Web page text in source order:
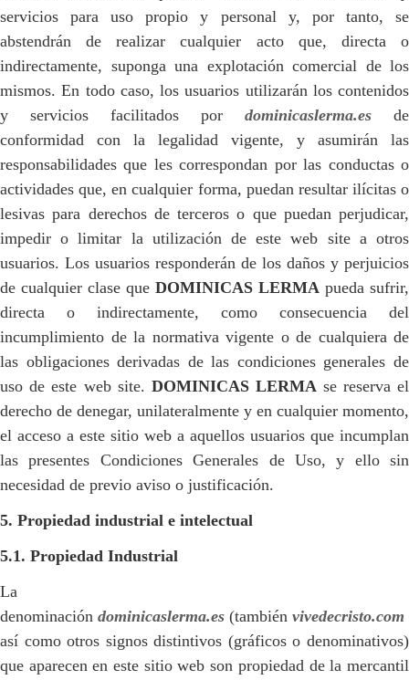
servicios para uso propio y personal y, por tanto, se
abstendrán de realizar cualquier acto que, directa o
indirectamente, suponga una explotación comercial de los
mismos. En todo caso, los usuarios utilizarán los contenidos
y servicios facilitados por dominicaslerma.es de
conformidad con la legalidad vigente, y asumirán las
responsabilidades que les correspondan por las conductas o
actividades que, en cualquier forma, puedan resultar ilícitas o
lesivas para derechos de terceros o que puedan perjudicar,
impedir o limitar la utilización de este web site a otros
usuarios. Los usuarios responderán de los daños y perjuicios
de cualquier clase que DOMINICAS LERMA pueda sufrir,
directa o indirectamente, como consecuencia del
incumplimiento de la normativa vigente o de cualquiera de
las obligaciones derivadas de las condiciones generales de
uso de este web site.DOMINICAS LERMA se reserva el
derecho de denegar, unilateralmente y en cualquier momento,
el acceso a este sitio web a aquellos usuarios que incumplan
las presentes Condiciones Generales de Uso, y ello sin
necesidad de previo aviso o justificación.
5. Propiedad industrial e intelectual
5.1. Propiedad Industrial
La
denominación dominicaslerma.es (también vivedecristo.com
así como otros signos distintivos (gráficos o denominativos)
que aparecen en este sitio web son propiedad de la mercantil